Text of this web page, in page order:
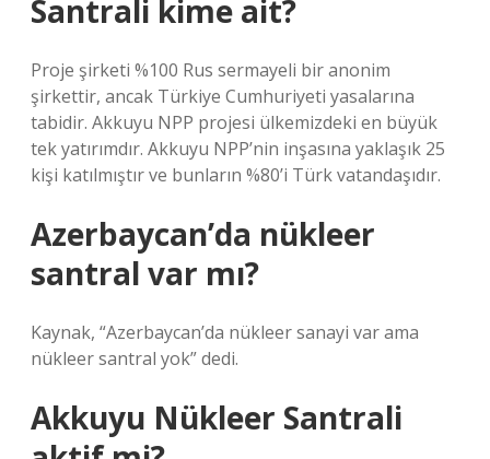
Santrali kime ait?
Proje şirketi %100 Rus sermayeli bir anonim
şirkettir, ancak Türkiye Cumhuriyeti yasalarına
tabidir. Akkuyu NPP projesi ülkemizdeki en büyük
tek yatırımdır. Akkuyu NPP’nin inşasına yaklaşık 25
kişi katılmıştır ve bunların %80’i Türk vatandaşıdır.
Azerbaycan’da nükleer
santral var mı?
Kaynak, “Azerbaycan’da nükleer sanayi var ama
nükleer santral yok” dedi.
Akkuyu Nükleer Santrali